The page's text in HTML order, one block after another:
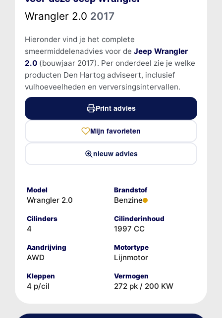
Wrangler 2.0 2017
Hieronder vind je het complete
smeermiddelenadvies voor de Jeep Wrangler
2.0(bouwjaar 2017). Per onderdeel zie je welke
producten Den Hartog adviseert, inclusief
vulhoeveelheden en verversingsintervallen.
Print advies
Mijn favorieten
nieuw advies
Model
Wrangler 2.0
Brandstof
Benzine
Cilinders
4
Cilinderinhoud
1997 CC
Aandrijving
AWD
Motortype
Lijnmotor
Kleppen
4 p/cil
Vermogen
272 pk / 200 KW